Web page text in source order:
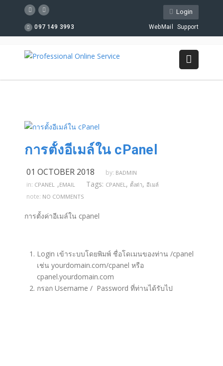
Login
097 149 3993 WebMail Support
การตั้งอีเมล์ใน cPanel
01 OCTOBER 2018 by: BADMIN
in: CPANEL ,EMAIL Tags: CPANEL, ตั้งต่า, อีเมล์
note: NO COMMENTS
การตั้งค่าอีเมล์ใน cpanel
Login เข้าระบบโดยพิมพ์ ชื่อโดเมนของท่าน /cpanel
เช่น yourdomain.com/cpanel หรือ
cpanel.yourdomain.com
กรอก Username / Password ที่ท่านได้รับไป